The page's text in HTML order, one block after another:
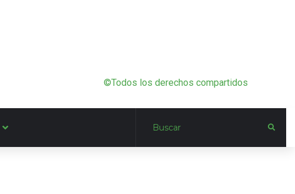
©Todos los derechos compartidos